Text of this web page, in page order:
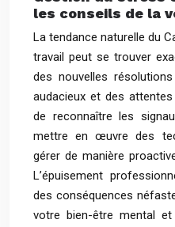
les conseils de la
La tendance naturelle du
travail peut se trouver
des nouvelles
audacieux et des
de reconnaître les
mettre en œuvre des
gérer de manière
L’épuisement
des conséquences
votre bien-être mental